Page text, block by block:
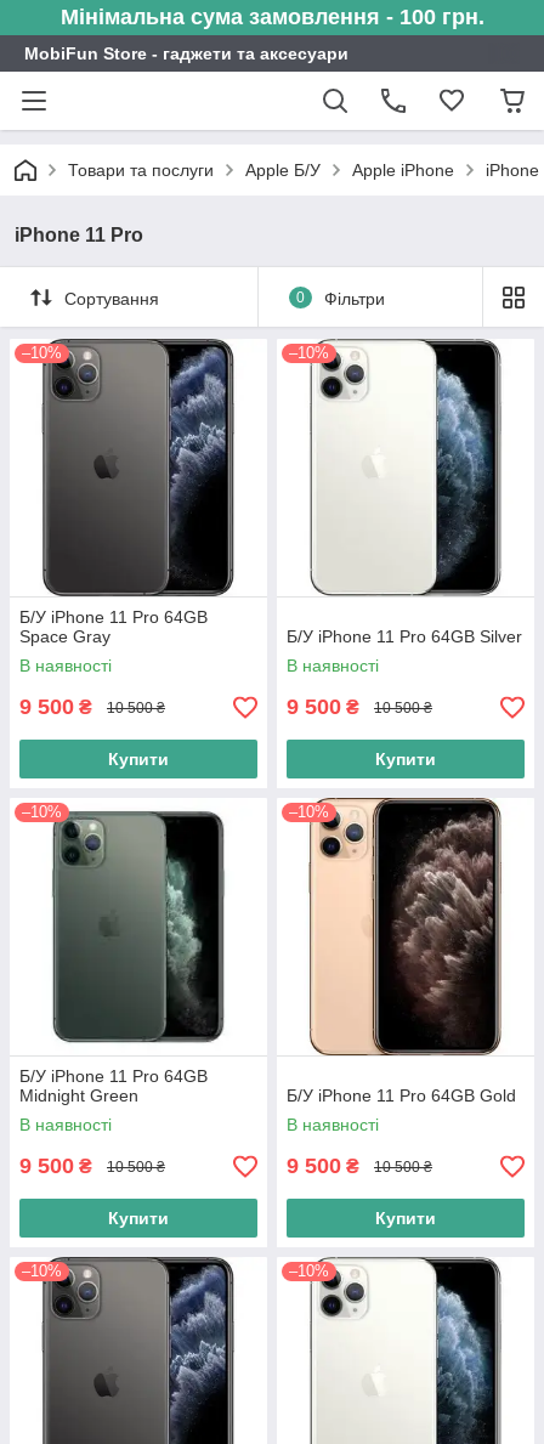
Мінімальна сума замовлення - 100 грн.
MobiFun Store - гаджети та аксесуари
Товари та послуги Apple Б/У Apple iPhone iPhone
iPhone 11 Pro
Сортування 0 Фільтри
–10%
Б/У iPhone 11 Pro 64GB
Space Gray
В наявності
9 500 ₴ 10 500 ₴
Купити
–10%
Б/У iPhone 11 Pro 64GB Silver
В наявності
9 500 ₴ 10 500 ₴
Купити
–10%
Б/У iPhone 11 Pro 64GB
Midnight Green
В наявності
9 500 ₴ 10 500 ₴
Купити
–10%
Б/У iPhone 11 Pro 64GB Gold
В наявності
9 500 ₴ 10 500 ₴
Купити
–10% –10%